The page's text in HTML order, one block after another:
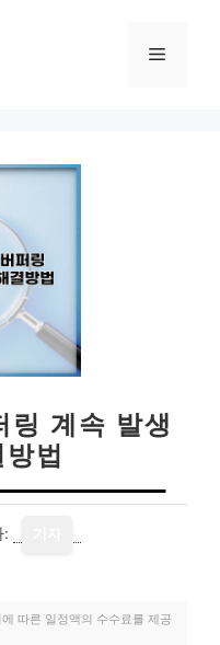
메
링 계속 발생
법
:
따른 일정액의 수수료를 제공